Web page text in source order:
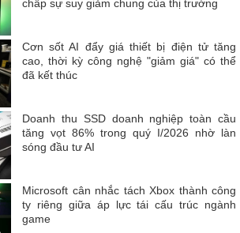
chấp sự suy giảm chung của thị trường
Cơn sốt AI đẩy giá thiết bị điện tử tăng
cao, thời kỳ công nghệ "giảm giá" có thể
đã kết thúc
Doanh thu SSD doanh nghiệp toàn cầu
tăng vọt 86% trong quý I/2026 nhờ làn
sóng đầu tư AI
Microsoft cân nhắc tách Xbox thành công
ty riêng giữa áp lực tái cấu trúc ngành
game